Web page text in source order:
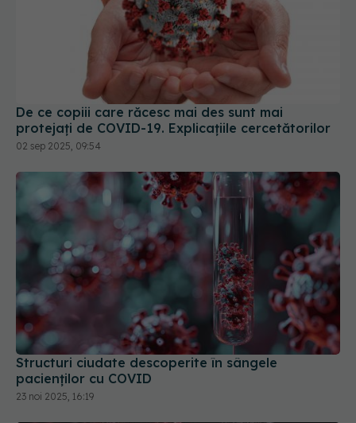
De ce copiii care răcesc mai des sunt mai
protejați de COVID-19. Explicațiile cercetătorilor
02 sep 2025, 09:54
Structuri ciudate descoperite în sângele
pacienților cu COVID
23 noi 2025, 16:19